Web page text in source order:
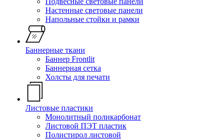
Настенные световые панели
Напольные стойки и рамки
Баннерные ткани
Баннер Frontlit
Баннерная сетка
Холсты для печати
Листовые пластики
Монолитный поликарбонат
Листовой ПЭТ пластик
Полистирол листовой